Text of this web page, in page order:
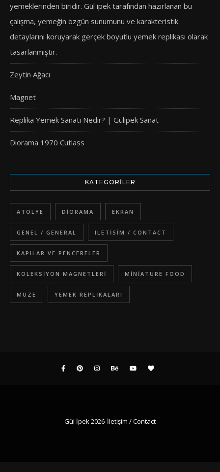
yemeklerinden biridir. Gül ipek tarafından hazırlanan bu
çalışma, yemeğin özgün sunumunu ve karakteristik
detaylarını koruyarak gerçek boyutlu yemek replikası olarak
tasarlanmıştır.
Zeytin Ağacı
Magnet
Replika Yemek Sanatı Nedir? | Gülipek Sanat
Diorama 1970 Cutlass
KATEGORILER
ATOLYE DIORAMA EKRAN
GENEL / GENERAL ILETISIM / CONTACT
KAPILAR VE PENCERELER
KOLEKSIYON MAGNETLERI MINIATURE FOOD
MÜZE YEMEK REPLIKALARI
Gül İpek 2026 İletişim / Contact